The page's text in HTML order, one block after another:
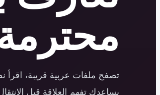
تصفح ملفات عربية قريبة، اقرأ
يساعدك تفهم العلاقة قبل